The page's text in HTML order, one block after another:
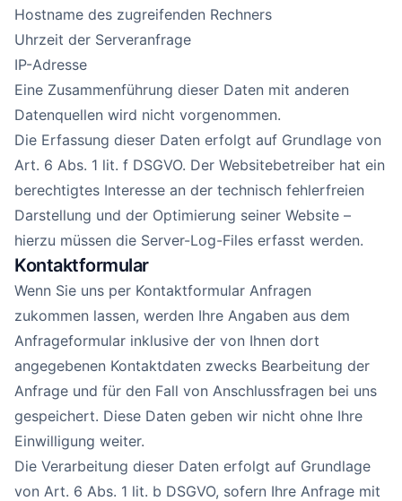
Hostname des zugreifenden Rechners
Uhrzeit der Serveranfrage
IP-Adresse
Eine Zusammenführung dieser Daten mit anderen
Datenquellen wird nicht vorgenommen.
Die Erfassung dieser Daten erfolgt auf Grundlage von
Art. 6 Abs. 1 lit. f DSGVO. Der Websitebetreiber hat ein
berechtigtes Interesse an der technisch fehlerfreien
Darstellung und der Optimierung seiner Website –
hierzu müssen die Server-Log-Files erfasst werden.
Kontaktformular
Wenn Sie uns per Kontaktformular Anfragen
zukommen lassen, werden Ihre Angaben aus dem
Anfrageformular inklusive der von Ihnen dort
angegebenen Kontaktdaten zwecks Bearbeitung der
Anfrage und für den Fall von Anschlussfragen bei uns
gespeichert. Diese Daten geben wir nicht ohne Ihre
Einwilligung weiter.
Die Verarbeitung dieser Daten erfolgt auf Grundlage
von Art. 6 Abs. 1 lit. b DSGVO, sofern Ihre Anfrage mit